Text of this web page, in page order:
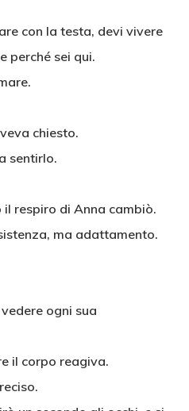
con la testa, devi vivere
perché sei qui.
chiesto.
sentirlo.
respiro di Anna cambiò.
ma adattamento.
ogni sua
il corpo reagiva.